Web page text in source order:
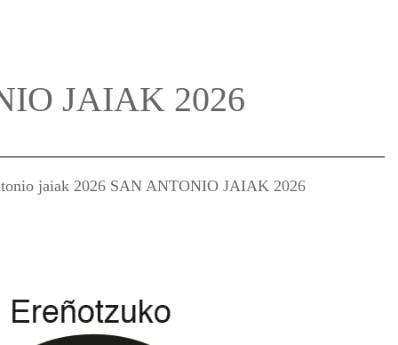
JAIAK 2026
jaiak 2026 SAN ANTONIO JAIAK 2026